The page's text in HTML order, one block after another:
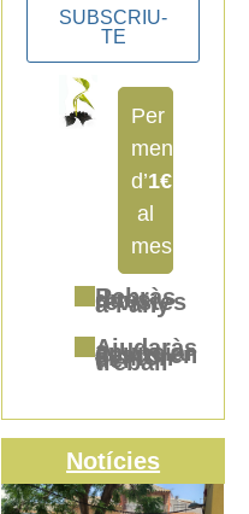
SUBSCRIU-
TE
Per
menys
d’1€
al
mes
Rebràs dues revistes a l'any
Ajudaràs a anunciar Jesús en el món del treball
Notícies